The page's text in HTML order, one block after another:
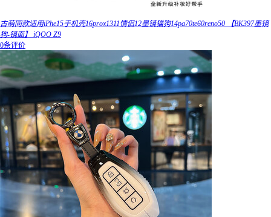
古萌同款适用iPhe15手机壳16prox1311情侣12墨镜猫狗14pa70te60reno50 【BK397墨镜
狗-镜面】 iQOO Z9
0条评价